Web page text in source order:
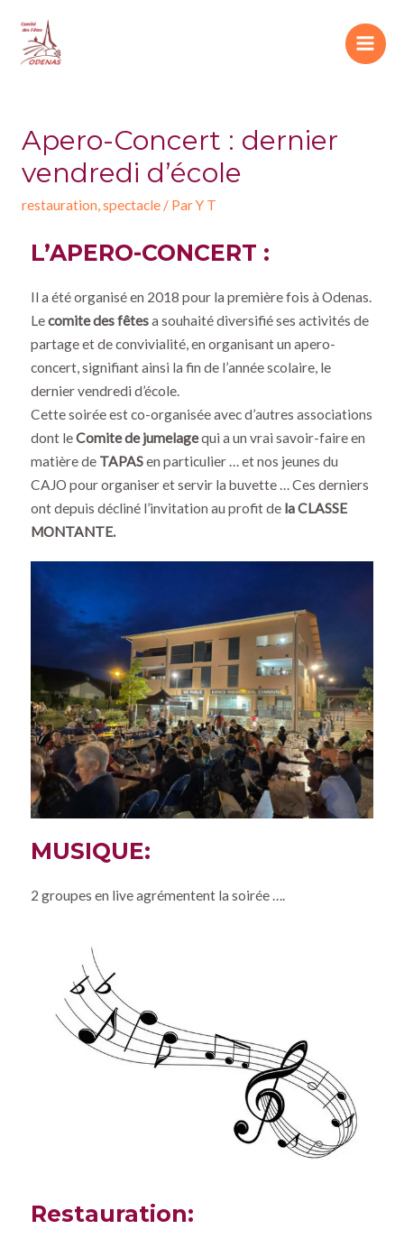
Apero-Concert : dernier
vendredi d’école
restauration,spectacle/ ParY T
L’APERO-CONCERT :
Il a été organisé en 2018 pour la première fois à Odenas.
Lecomite des fêtesa souhaité diversifié ses activités de
partage et de convivialité, en organisant un apero-
concert, signifiant ainsi la fin de l’année scolaire, le
dernier vendredi d’école.
Cette soirée est co-organisée avec d’autres associations
dont leComite de jumelagequi a un vrai savoir-faire en
matière de TAPASen particulier … et nos jeunes du
CAJO pour organiser et servir la buvette … Ces derniers
ont depuis décliné l’invitation au profit de la CLASSE
MONTANTE.
MUSIQUE:
2 groupes en live agrémentent la soirée ….
Restauration: